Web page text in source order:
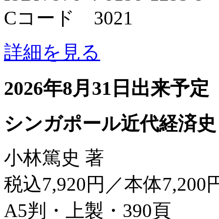
Cコード 3021
詳細を見る
2026年8月31日出来予定
シンガポール近代経済史
小林篤史 著
税込7,920円／本体7,200
A5判・上製・390頁